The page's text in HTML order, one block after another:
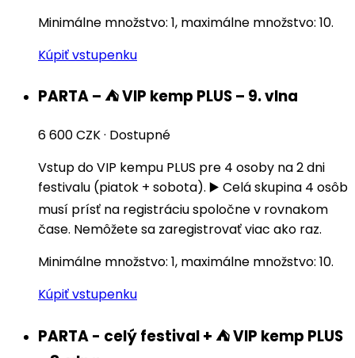
Minimálne množstvo: 1, maximálne množstvo: 10.
Kúpiť vstupenku
PARTA – ⛺️ VIP kemp PLUS – 9. vlna
6 600 CZK· Dostupné
Vstup do VIP kempu PLUS pre 4 osoby na 2 dni
festivalu (piatok + sobota). ▶️ Celá skupina 4 osôb
musí prísť na registráciu spoločne v rovnakom
čase. Nemôžete sa zaregistrovať viac ako raz.
Minimálne množstvo: 1, maximálne množstvo: 10.
Kúpiť vstupenku
PARTA - celý festival + ⛺️ VIP kemp PLUS